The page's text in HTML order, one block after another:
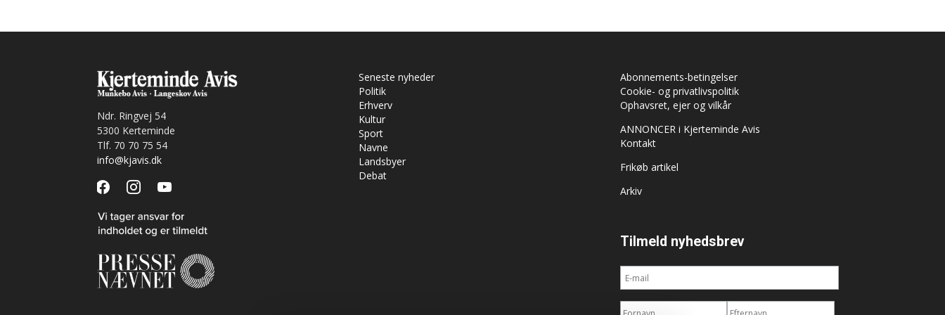
Ndr. Ringvej 54
5300 Kerteminde
Tlf. 70 70 75 54
info@kjavis.dk
facebookinstagramyoutube
Seneste nyheder
Politik
Erhverv
Kultur
Sport
Navne
Landsbyer
Debat
Abonnements-betingelser
Cookie- og privatlivspolitik
Ophavsret, ejer og vilkår
ANNONCER i Kjerteminde Avis
Kontakt
Frikøb artikel
Arkiv
Tilmeld nyhedsbrev